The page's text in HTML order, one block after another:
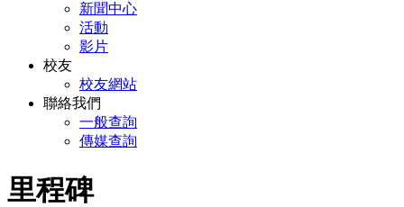
新聞中心
活動
影片
校友
校友網站
聯絡我們
一般查詢
傳媒查詢
里程碑